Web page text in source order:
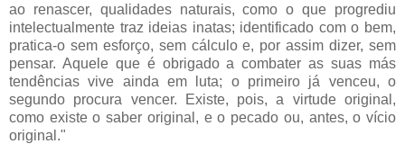
ao renascer, qualidades naturais, como o que progrediu
intelectualmente traz ideias inatas; identificado com o bem,
pratica-o sem esforço, sem cálculo e, por assim dizer, sem
pensar. Aquele que é obrigado a combater as suas más
tendências vive ainda em luta; o primeiro já venceu, o
segundo procura vencer. Existe, pois, a virtude original,
como existe o saber original, e o pecado ou, antes, o vício
original."